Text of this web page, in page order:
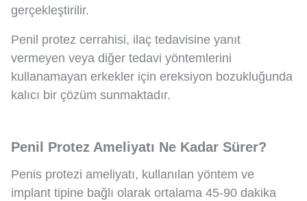
gerçekleştirilir.
Penil protez cerrahisi, ilaç tedavisine yanıt
vermeyen veya diğer tedavi yöntemlerini
kullanamayan erkekler için ereksiyon bozukluğunda
kalıcı bir çözüm sunmaktadır.
Penil Protez Ameliyatı Ne Kadar Sürer?
Penis protezi ameliyatı, kullanılan yöntem ve
implant tipine bağlı olarak ortalama 45-90 dakika